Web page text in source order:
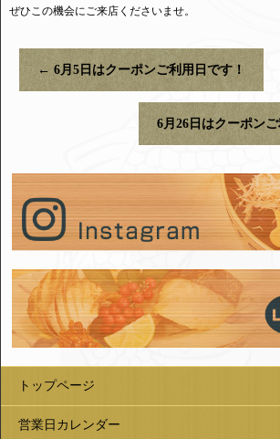
ぜひこの機会にご来店くださいませ。
← 6月5日はクーポンご利用日です！
6月26日はクーポン
トップページ
営業日カレンダー